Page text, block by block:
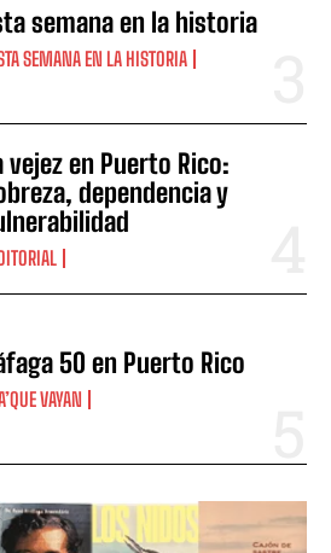
semana en la historia
SEMANA EN LA HISTORIA
vejez en Puerto Rico:
dependencia y
50 en Puerto Rico
VAYAN